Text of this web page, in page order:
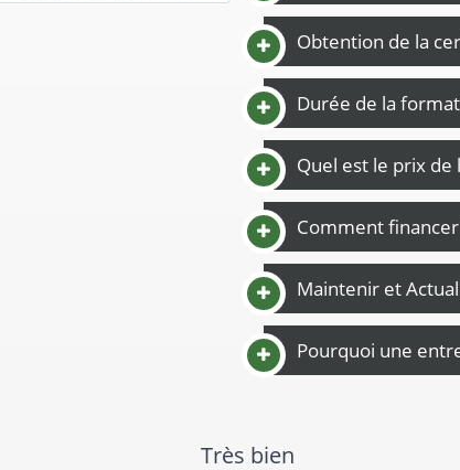
Obtention de la
Durée de la
Quel est le prix de
Comment
Maintenir et
Pourquoi une
très utile et formateur compétent et